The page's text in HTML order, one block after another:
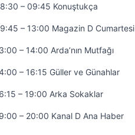
– 09:45 Konuştukça
– 13:00 Magazin D Cumartesi
– 14:00 Arda’nın Mutfağı
– 16:15 Güller ve Günahlar
– 19:00 Arka Sokaklar
– 20:00 Kanal D Ana Haber